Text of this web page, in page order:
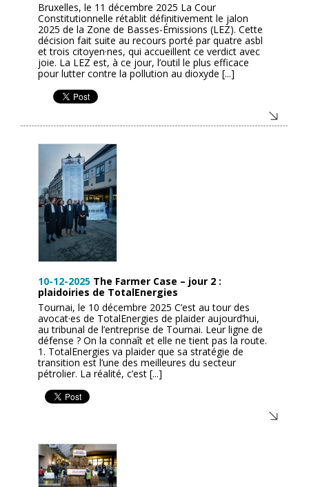
Bruxelles, le 11 décembre 2025 La Cour
Constitutionnelle rétablit définitivement le jalon
2025 de la Zone de Basses-Émissions (LEZ). Cette
décision fait suite au recours porté par quatre asbl
et trois citoyen·nes, qui accueillent ce verdict avec
joie. La LEZ est, à ce jour, l’outil le plus efficace
pour lutter contre la pollution au dioxyde [...]
10-12-2025 The Farmer Case – jour 2 :
plaidoiries de TotalEnergies
Tournai, le 10 décembre 2025 C’est au tour des
avocat·es de TotalEnergies de plaider aujourd’hui,
au tribunal de l’entreprise de Tournai. Leur ligne de
défense ? On la connaît et elle ne tient pas la route.
1. TotalEnergies va plaider que sa stratégie de
transition est l’une des meilleures du secteur
pétrolier. La réalité, c’est [...]